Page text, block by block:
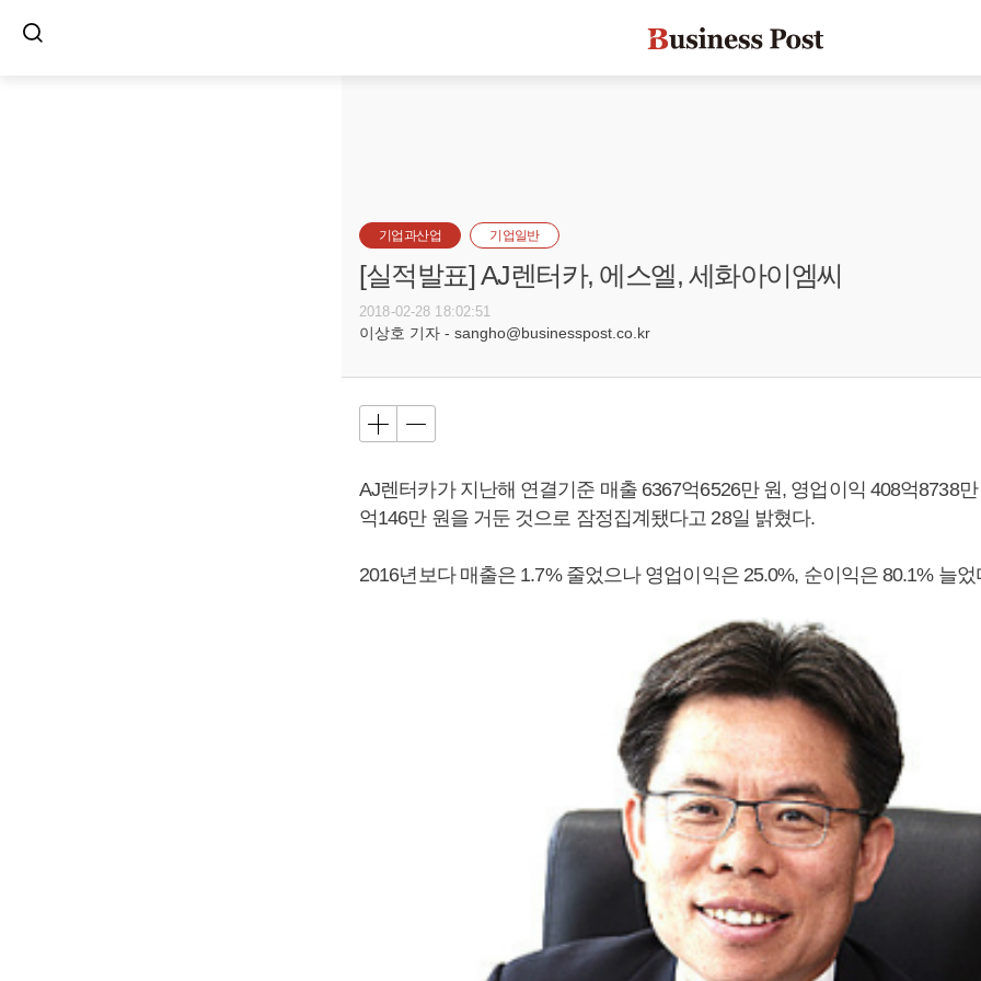
기업과산업 기업일반
[실적발표] AJ렌터카, 에스엘, 세화아이엠씨
2018-02-28 18:02:51
이상호 기자 - sangho@businesspost.co.kr
AJ렌터카가 지난해 연결기준 매출 6367억6526만 원, 영업이익 408억8738
억146만 원을 거둔 것으로 잠정집계됐다고 28일 밝혔다.
2016년보다 매출은 1.7% 줄었으나 영업이익은 25.0%, 순이익은 80.1% 늘었